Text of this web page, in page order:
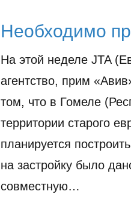
Необходимо
На этой неделе JTA
агентство, прим
том, что в Гомеле
территории старого
планируется
на застройку было
совместную…